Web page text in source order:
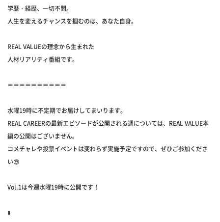
学歴・経歴、一切不問。
人生を変えるチャンスを掴むのは、あなた自身。
REAL VALUEの理念から生まれた
人材リアリティ番組です。
＝＝＝＝＝＝＝＝＝＝
水曜19時に不定期でお届けしてまいります。
REAL CAREERの最新エピソードが公開される週については、REAL VALUE本
編の公開はございません。
コメチャレや投票イベントは変わらず実施予定ですので、ぜひご参加くださ
い😎
Vol.1は今週水曜19時に公開です！
⬇️